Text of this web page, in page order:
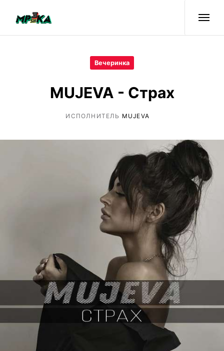
Вечеринка
MUJEVA - Страх
ИСПОЛНИТЕЛЬ MUJEVA